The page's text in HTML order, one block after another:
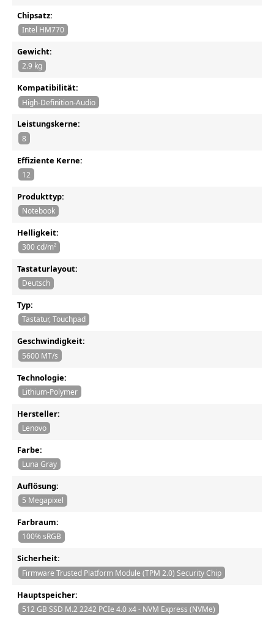
Chipsatz:
Intel HM770
Gewicht:
2.9 kg
Kompatibilität:
High-Definition-Audio
Leistungskerne:
8
Effiziente Kerne:
12
Produkttyp:
Notebook
Helligkeit:
300 cd/m²
Tastaturlayout:
Deutsch
Typ:
Tastatur, Touchpad
Geschwindigkeit:
5600 MT/s
Technologie:
Lithium-Polymer
Hersteller:
Lenovo
Farbe:
Luna Gray
Auflösung:
5 Megapixel
Farbraum:
100% sRGB
Sicherheit:
Firmware Trusted Platform Module (TPM 2.0) Security Chip
Hauptspeicher:
512 GB SSD M.2 2242 PCIe 4.0 x4 - NVM Express (NVMe)